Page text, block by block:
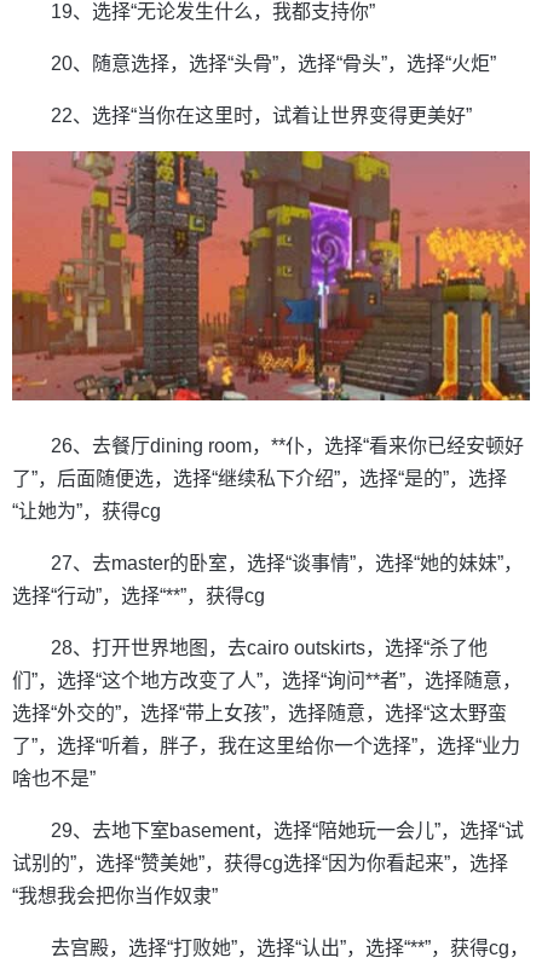
19、选择“无论发生什么，我都支持你”
20、随意选择，选择“头骨”，选择“骨头”，选择“火炬”
22、选择“当你在这里时，试着让世界变得更美好”
26、去餐厅dining room，**仆，选择“看来你已经安顿好
了”，后面随便选，选择“继续私下介绍”，选择“是的”，选择
“让她为”，获得cg
27、去master的卧室，选择“谈事情”，选择“她的妹妹”，
选择“行动”，选择“**”，获得cg
28、打开世界地图，去cairo outskirts，选择“杀了他
们”，选择“这个地方改变了人”，选择“询问**者”，选择随意，
选择“外交的”，选择“带上女孩”，选择随意，选择“这太野蛮
了”，选择“听着，胖子，我在这里给你一个选择”，选择“业力
啥也不是”
29、去地下室basement，选择“陪她玩一会儿”，选择“试
试别的”，选择“赞美她”，获得cg选择“因为你看起来”，选择
“我想我会把你当作奴隶”
去宫殿，选择“打败她”，选择“认出”，选择“**”，获得cg，